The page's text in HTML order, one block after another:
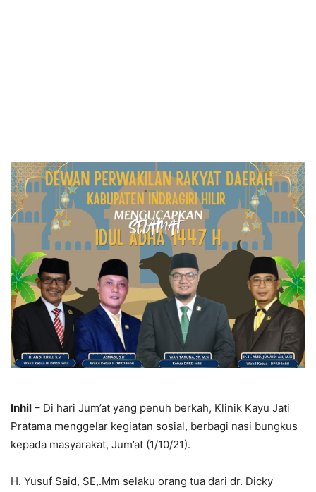
Inhil – Di hari Jum’at yang penuh berkah, Klinik Kayu Jati
Pratama menggelar kegiatan sosial, berbagi nasi bungkus
kepada masyarakat, Jum’at (1/10/21).
H. Yusuf Said, SE,.Mm selaku orang tua dari dr. Dicky